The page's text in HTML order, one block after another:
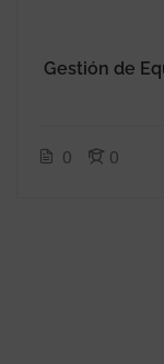
Gestión de
0 0